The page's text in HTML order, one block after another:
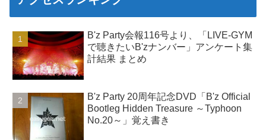
B'z Party会報116号より、「LIVE-GYM
で聴きたいB'zナンバー」アンケート集
計結果 まとめ
B'z Party 20周年記念DVD「B'z Official
Bootleg Hidden Treasure ～Typhoon
No.20～」覚え書き